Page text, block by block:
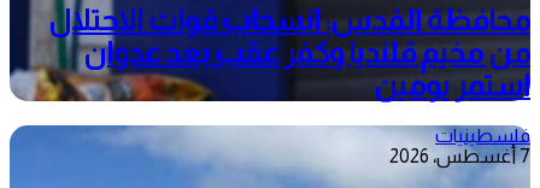
محافظة القدس: انسحاب قوات الاحتلال
من مخيم قلنديا وكفر عقب بعد عدوان
استمر يومين
فلسطينيات
7 أغسطس، 2026